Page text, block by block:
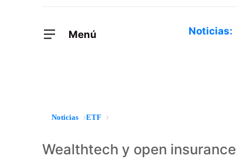
Menú Noticias:
Noticias ETF
Wealthtech y open insurance